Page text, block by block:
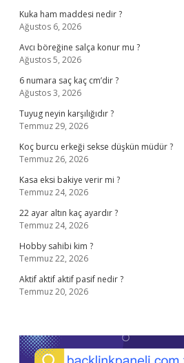
Kuka ham maddesi nedir ?
Ağustos 6, 2026
Avcı böreğine salça konur mu ?
Ağustos 5, 2026
6 numara saç kaç cm’dir ?
Ağustos 3, 2026
Tuyug neyin karşılığıdır ?
Temmuz 29, 2026
Koç burcu erkeği sekse düşkün müdür ?
Temmuz 26, 2026
Kasa eksi bakiye verir mi ?
Temmuz 24, 2026
22 ayar altın kaç ayardır ?
Temmuz 24, 2026
Hobby sahibi kim ?
Temmuz 22, 2026
Aktif aktif aktif pasif nedir ?
Temmuz 20, 2026